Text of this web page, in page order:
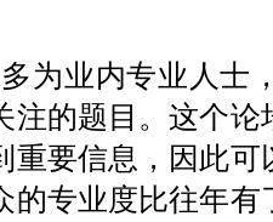
为业内专业人士
注的题目。这个
重要信息，因此
的专业度比往年